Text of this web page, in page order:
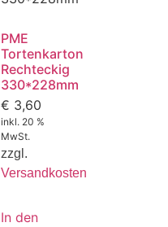
PME
Tortenkarton
Rechteckig
330*228mm
€ 3,60
inkl. 20 %
MwSt.
zzgl.
Versandkosten
In den